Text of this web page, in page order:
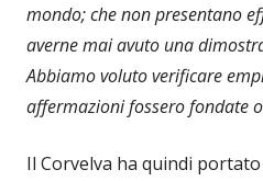
mondo; che non presentano
averne mai avuto una
Abbiamo voluto verificare
affermazioni fossero fondate
Il Corvelva ha quindi